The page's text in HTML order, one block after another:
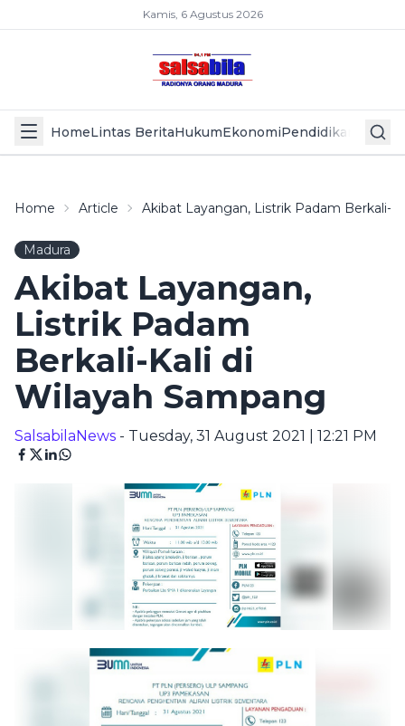
Kamis, 6 Agustus 2026
HomeLintas BeritaHukumEkonomiPendidikan Politik
Home Article Akibat Layangan, Listrik Padam Berkali-
Madura
Akibat Layangan,
Listrik Padam
Berkali-Kali di
Wilayah Sampang
SalsabilaNews - Tuesday, 31 August 2021 | 12:21 PM